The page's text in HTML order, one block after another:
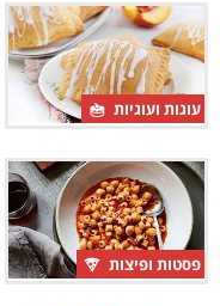
עוגות ועוגיות
פסטות ופיצות